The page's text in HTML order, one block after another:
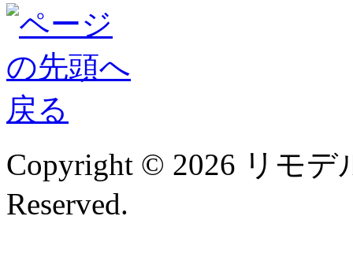
Copyright © 2026 リモデ
Reserved.